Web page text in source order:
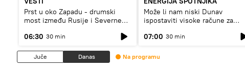
Prst u oko Zapadu - drumski
most između Rusije i Severne
06:30 30 min
Može li nam niski Dunav
ispostaviti visoke račune za
07:00 30 min
Juče Danas Na programu